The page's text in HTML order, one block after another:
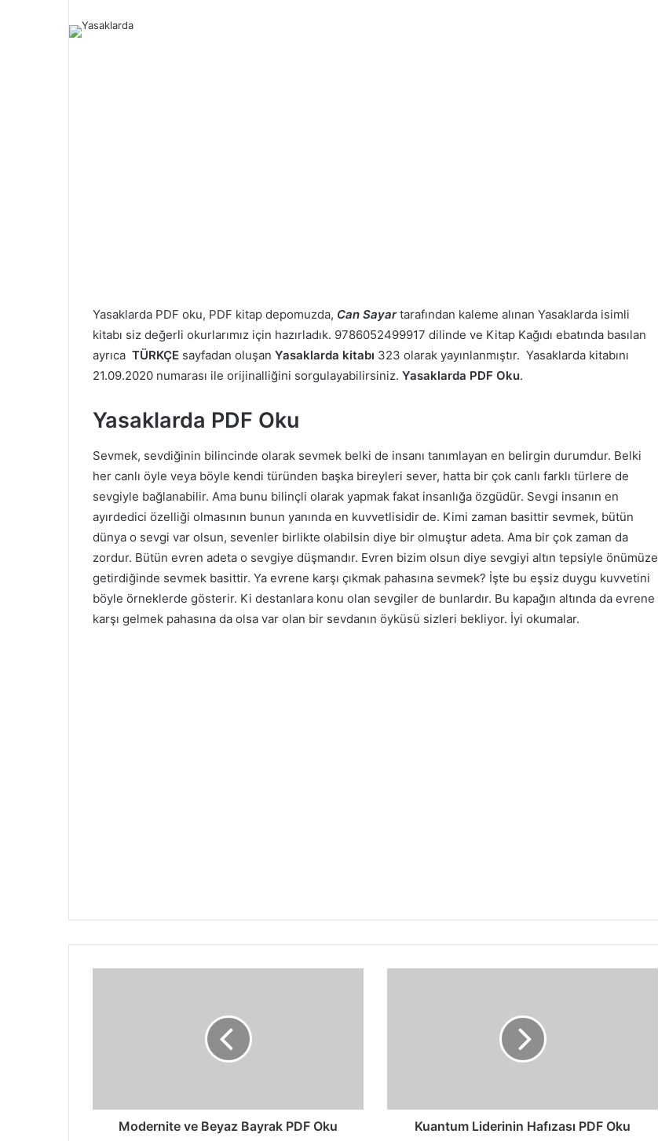
Yasaklarda PDF oku, PDF kitap depomuzda, Can Sayartarafından kaleme alınan Yasaklarda isimli
kitabı siz değerli okurlarımız için hazırladık. 9786052499917 dilinde ve Kitap Kağıdı ebatında basılan
ayrıca TÜRKÇE sayfadan oluşan Yasaklarda kitabı 323 olarak yayınlanmıştır. Yasaklarda kitabını
21.09.2020 numarası ile orijinalliğini sorgulayabilirsiniz. Yasaklarda PDF Oku.
Yasaklarda PDF Oku
Sevmek, sevdiğinin bilincinde olarak sevmek belki de insanı tanımlayan en belirgin durumdur. Belki
her canlı öyle veya böyle kendi türünden başka bireyleri sever, hatta bir çok canlı farklı türlere de
sevgiyle bağlanabilir. Ama bunu bilinçli olarak yapmak fakat insanlığa özgüdür. Sevgi insanın en
ayırdedici özelliği olmasının bunun yanında en kuvvetlisidir de. Kimi zaman basittir sevmek, bütün
dünya o sevgi var olsun, sevenler birlikte olabilsin diye bir olmuştur adeta. Ama bir çok zaman da
zordur. Bütün evren adeta o sevgiye düşmandır. Evren bizim olsun diye sevgiyi altın tepsiyle önümüze
getirdiğinde sevmek basittir. Ya evrene karşı çıkmak pahasına sevmek? İşte bu eşsiz duygu kuvvetini
böyle örneklerde gösterir. Ki destanlara konu olan sevgiler de bunlardır. Bu kapağın altında da evrene
karşı gelmek pahasına da olsa var olan bir sevdanın öyküsü sizleri bekliyor. İyi okumalar.
Modernite ve Beyaz Bayrak PDF Oku Kuantum Liderinin Hafızası PDF Oku